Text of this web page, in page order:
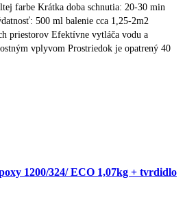
farbe Krátka doba schnutia: 20-30 min
500 ml balenie cca 1,25-2m2
priestorov Efektívne vytláča vodu a
vplyvom Prostriedok je opatrený 40
1200/324/ ECO 1,07kg + tvrdidlo